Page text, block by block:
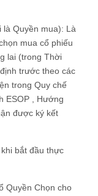
Quyền mua): Là
mua cổ phiếu
lai (trong Thời
trước theo các
trong Quy chế
ESOP , Hướng
được ký kết
bắt đầu thực
Quyền Chọn cho